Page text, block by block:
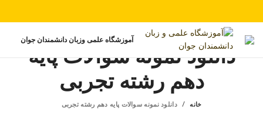
آموزشگاه علمی وزبان دانشمندان جوان
دانلود نمونه سوالات پایه
دهم رشته تجربی
خانه دانلود نمونه سوالات پایه دهم رشته تجربی